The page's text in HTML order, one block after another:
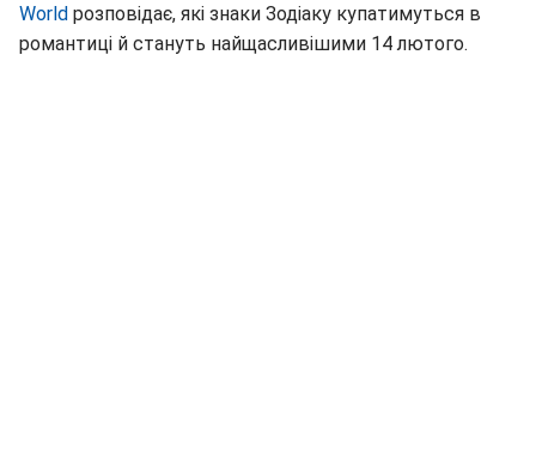
World розповідає, які знаки Зодіаку купатимуться в
романтиці й стануть найщасливішими 14 лютого.